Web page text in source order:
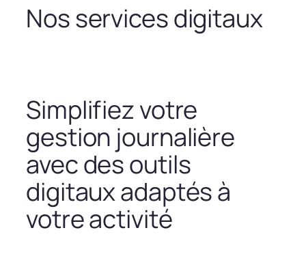
Nos services digitaux
Simplifiez votre
gestion journalière
avec des outils
digitaux adaptés à
votre activité